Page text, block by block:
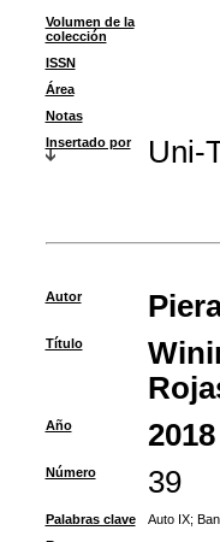
Volumen de la
colección
ISSN
Área
Notas
Insertado por
Uni-
Autor
Título
Año 2018
Número 39
Palabras clave Auto IX;